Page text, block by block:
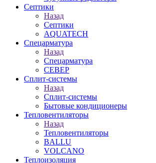
Септики
Назад
Септики
AQUATECH
Спецарматура
Назад
Спецарматура
СЕВЕР
Сплит-системы
Назад
Сплит-системы
Бытовые кондиционеры
Тепловентиляторы
Назад
Тепловентиляторы
BALLU
VOLCANO
Теплоизоляция